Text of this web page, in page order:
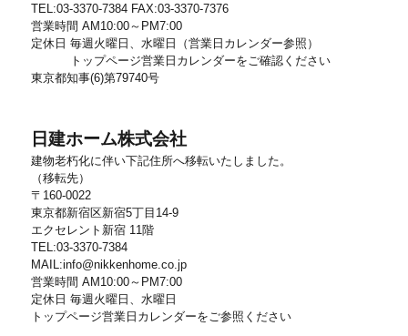
TEL:03-3370-7384 FAX:03-3370-7376
営業時間 AM10:00～PM7:00
定休日 毎週火曜日、水曜日（営業日カレンダー参照）
トップページ営業日カレンダーをご確認ください
東京都知事(6)第79740号
日建ホーム株式会社
建物老朽化に伴い下記住所へ移転いたしました。
（移転先）
〒160-0022
東京都新宿区新宿5丁目14-9
エクセレント新宿 11階
TEL:03-3370-7384
MAIL:info@nikkenhome.co.jp
営業時間 AM10:00～PM7:00
定休日 毎週火曜日、水曜日
トップページ営業日カレンダーをご参照ください